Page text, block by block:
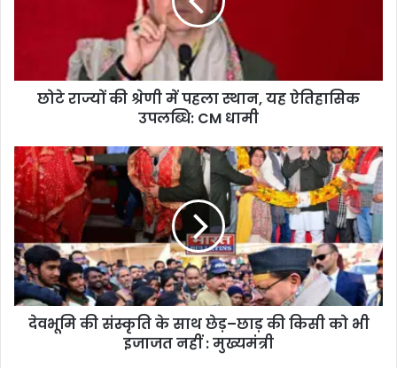
छोटे राज्यों की श्रेणी में पहला स्थान, यह ऐतिहासिक
उपलब्धि: CM धामी
देवभूमि की संस्कृति के साथ छेड़–छाड़ की किसी को भी
इजाजत नहीं : मुख्यमंत्री